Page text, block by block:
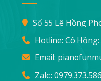
Số 55 Lê Hồng
Hotline: Cô Hồng:
Email:
Zalo: